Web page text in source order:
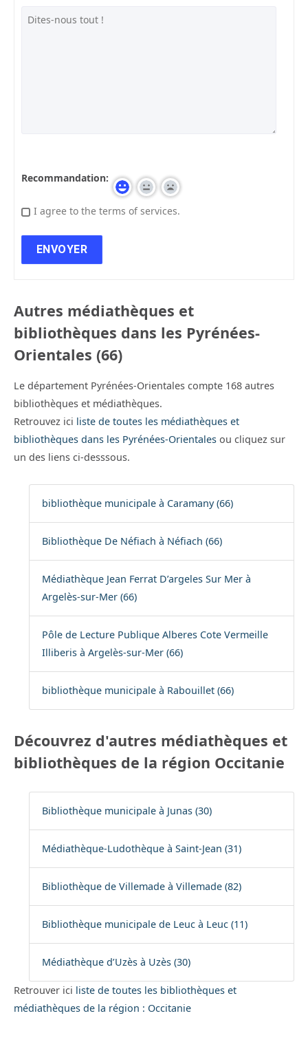
Recommandation:
I agree to the terms of services.
Autres médiathèques et
bibliothèques dans les Pyrénées-
Orientales (66)
Le département Pyrénées-Orientales compte 168 autres
bibliothèques et médiathèques.
Retrouvez ici liste de toutes les médiathèques et
bibliothèques dans les Pyrénées-Orientales ou cliquez sur
un des liens ci-desssous.
bibliothèque municipale à Caramany (66)
Bibliothèque De Néfiach à Néfiach (66)
Médiathèque Jean Ferrat D’argeles Sur Mer à
Argelès-sur-Mer (66)
Pôle de Lecture Publique Alberes Cote Vermeille
Illiberis à Argelès-sur-Mer (66)
bibliothèque municipale à Rabouillet (66)
Découvrez d'autres médiathèques et
bibliothèques de la région Occitanie
Bibliothèque municipale à Junas (30)
Médiathèque-Ludothèque à Saint-Jean (31)
Bibliothèque de Villemade à Villemade (82)
Bibliothèque municipale de Leuc à Leuc (11)
Médiathèque d’Uzès à Uzès (30)
Retrouver ici liste de toutes les bibliothèques et
médiathèques de la région : Occitanie